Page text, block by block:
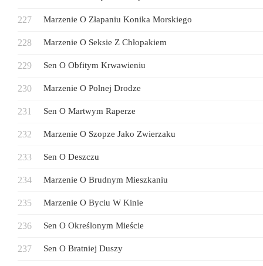
Marzenie O Złapaniu Konika Morskiego
Marzenie O Seksie Z Chłopakiem
Sen O Obfitym Krwawieniu
Marzenie O Polnej Drodze
Sen O Martwym Raperze
Marzenie O Szopze Jako Zwierzaku
Sen O Deszczu
Marzenie O Brudnym Mieszkaniu
Marzenie O Byciu W Kinie
Sen O Określonym Mieście
Sen O Bratniej Duszy